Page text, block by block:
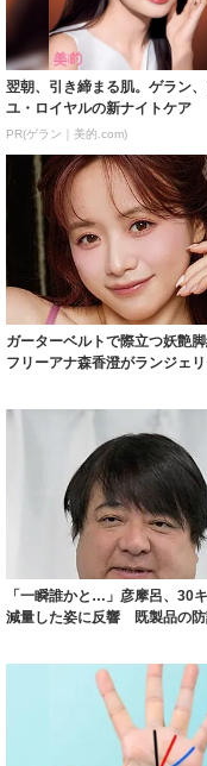
翌朝、引き締まる肌。ゲラン
ユ・ロイヤルの新ナイトケア
PR(ゲラン｜美的.com)
ガーターベルトで際立つ妖艶
フリーアナ森香澄がランジェ
「一瞬誰かと…」彦摩呂、30
減量した姿に反響 既製品の防